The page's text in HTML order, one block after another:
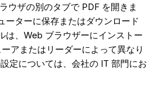
ウザの別のタブで PDF を開きま
ーターに保存またはダウンロード
は、Web ブラウザーにインストー
アまたはリーダーによって異なり
定については、会社の IT 部門にお